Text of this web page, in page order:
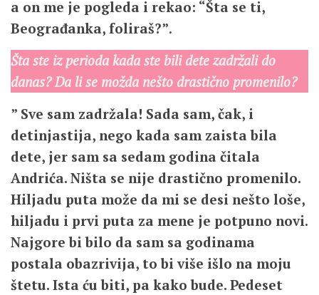
a on me je pogleda i rekao: “Šta se ti,
Beograđanka, foliraš?”.
Šta ste iz perioda kada ste bili dete zadržali do
danas? Da li se možda nešto drastično promenilo?
” Sve sam zadržala! Sada sam, čak, i
detinjastija, nego kada sam zaista bila
dete, jer sam sa sedam godina čitala
Andrića. Ništa se nije drastično promenilo.
Hiljadu puta može da mi se desi nešto loše,
hiljadu i prvi puta za mene je potpuno novi.
Najgore bi bilo da sam sa godinama
postala obazrivija, to bi više išlo na moju
štetu. Ista ću biti, pa kako bude. Pedeset